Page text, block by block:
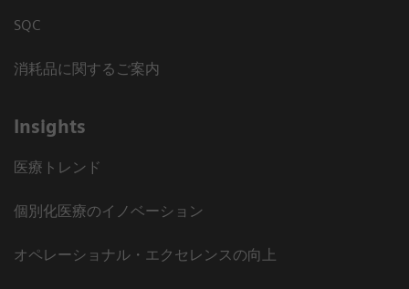
SQC
消耗品に関するご案内
Insights
医療トレンド
個別化医療のイノベーション
オペレーショナル・エクセレンスの向上